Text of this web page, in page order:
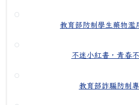
教育部防制學生藥物濫
不迷小紅書，青春
教育部詐騙防制